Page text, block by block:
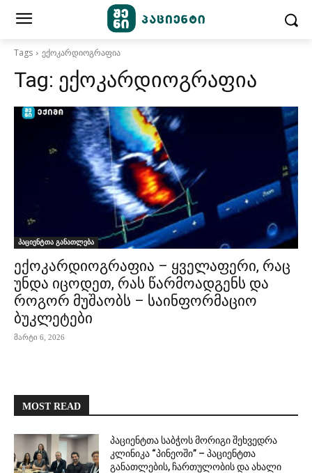
Tags ექოკარდიოგრაფია
Tag: ექოკარდიოგრაფია
პაციენტთა განათლება
ექოკარდიოგრაფია – ყველაფერი, რაც
უნდა იცოდეთ, რას წარმოადგენს და
როგორ მუშაობს – საინფორმაციო
ბუკლეტები
მარტი 6, 2026
MOST READ
პაციენტთა საბჭოს მორიგი შეხვედრა
კლინიკა “პინეოში” – პაციენტთა
განათლების, ჩართულობის და ახალი